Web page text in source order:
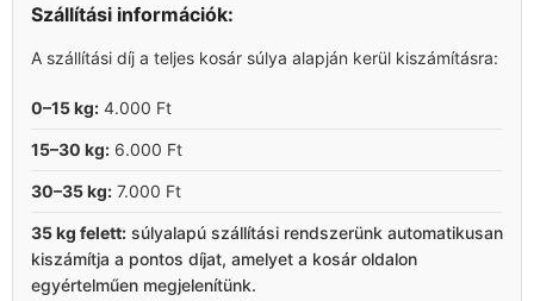
Szállítási információk:
A szállítási díj a teljes kosár súlya alapján kerül kiszámításra:
0–15 kg: 4.000 Ft
15–30 kg: 6.000 Ft
30–35 kg: 7.000 Ft
35 kg felett: súlyalapú szállítási rendszerünk automatikusan
kiszámítja a pontos díjat, amelyet a kosár oldalon
egyértelműen megjelenítünk.